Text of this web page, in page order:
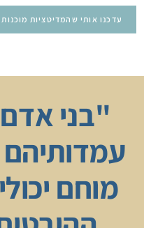
"בני אדם
מוחם